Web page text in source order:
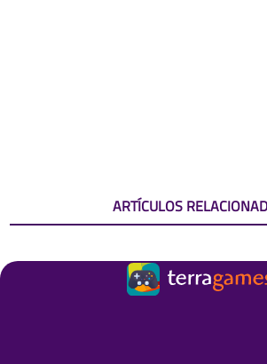
ARTÍCULOS